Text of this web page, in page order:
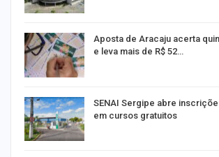
Aposta de Aracaju acerta
e leva mais de R$ 52…
SENAI Sergipe abre
em cursos gratuitos